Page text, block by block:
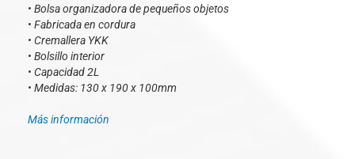
• Bolsa organizadora de pequeños objetos
• Fabricada en cordura
• Cremallera YKK
• Bolsillo interior
• Capacidad 2L
• Medidas: 130 x 190 x 100mm
Más información